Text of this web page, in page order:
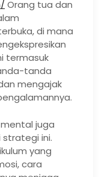
Orang tua dan
di mana
termasuk
tanda
mengajak
juga
ini.
yang
cara